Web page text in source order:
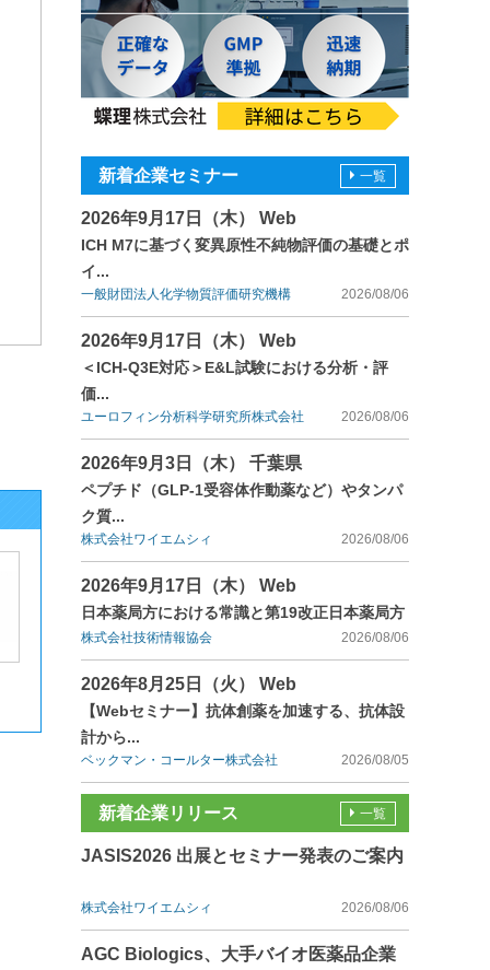
新着企業セミナー
2026年9月17日（木） Web
ICH M7に基づく変異原性不純物評価の基礎とポ
イ...
一般財団法人化学物質評価研究機構 2026/08/06
2026年9月17日（木） Web
＜ICH-Q3E対応＞E&L試験における分析・評
価...
ユーロフィン分析科学研究所株式会社 2026/08/06
2026年9月3日（木） 千葉県
ペプチド（GLP-1受容体作動薬など）やタンパ
ク質...
株式会社ワイエムシィ 2026/08/06
2026年9月17日（木） Web
日本薬局方における常識と第19改正日本薬局方
株式会社技術情報協会 2026/08/06
2026年8月25日（火） Web
【Webセミナー】抗体創薬を加速する、抗体設
計から...
ベックマン・コールター株式会社 2026/08/05
一覧
新着企業リリース
JASIS2026 出展とセミナー発表のご案内
株式会社ワイエムシィ 2026/08/06
AGC Biologics、大手バイオ医薬品企業
一覧